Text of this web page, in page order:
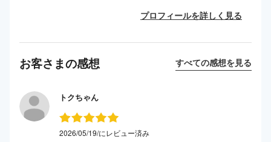
プロフィールを詳しく見る
お客さまの感想 すべての感想を見る
トクちゃん
2026/05/19/にレビュー済み